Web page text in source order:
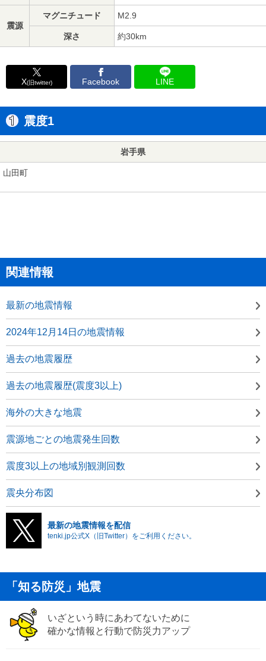
震源
マグニチュード M2.9
深さ 約30km
X(旧twitter) Facebook LINE
震度1
岩手県
山田町
関連情報
最新の地震情報
2024年12月14日の地震情報
過去の地震履歴
過去の地震履歴(震度3以上)
海外の大きな地震
震源地ごとの地震発生回数
震度3以上の地域別観測回数
震央分布図
最新の地震情報を配信
tenki.jp公式X（旧Twitter）をご利用ください。
「知る防災」地震
いざという時にあわてないために
確かな情報と行動で防災力アップ